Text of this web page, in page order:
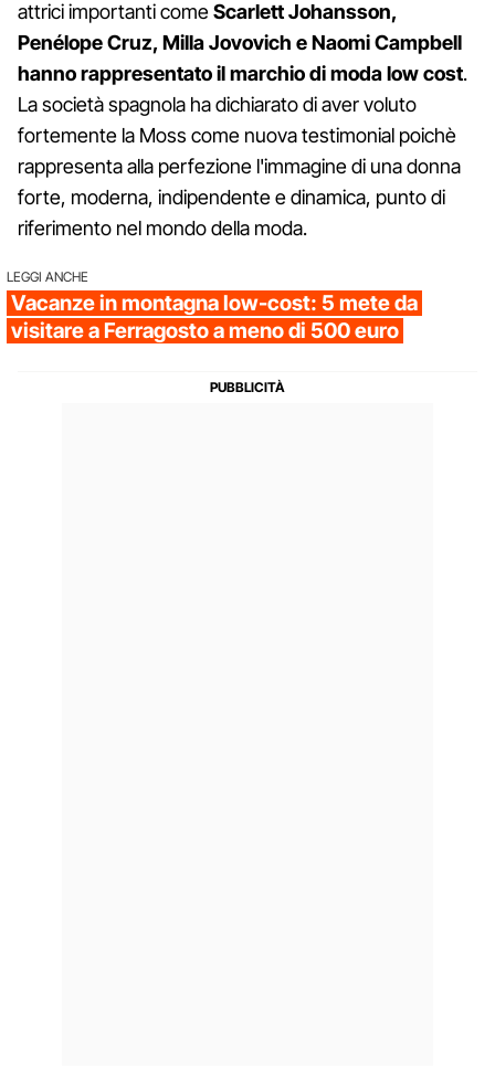
attrici importanti comeScarlett Johansson,
Penélope Cruz, Milla Jovovich e Naomi Campbell
hanno rappresentato il marchio di moda low cost.
La società spagnola ha dichiarato di aver voluto
fortemente la Moss come nuova testimonial poichè
rappresenta alla perfezione l'immagine di una donna
forte, moderna, indipendente e dinamica, punto di
riferimento nel mondo della moda.
LEGGI ANCHE
Vacanze in montagna low-cost: 5 mete da
visitare a Ferragosto a meno di 500 euro